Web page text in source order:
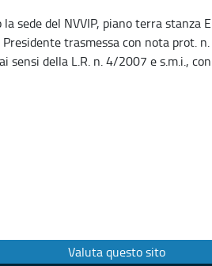
sede del NVVIP, piano terra stanza
trasmessa con nota prot. n.
della L.R. n. 4/2007 e s.m.i., con
Valuta questo sito